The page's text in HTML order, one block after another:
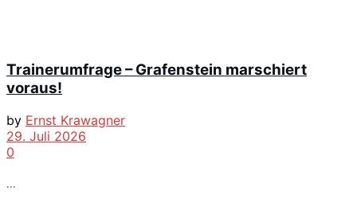
Trainerumfrage – Grafenstein marschiert
voraus!
by Ernst Krawagner
29. Juli 2026
0
...